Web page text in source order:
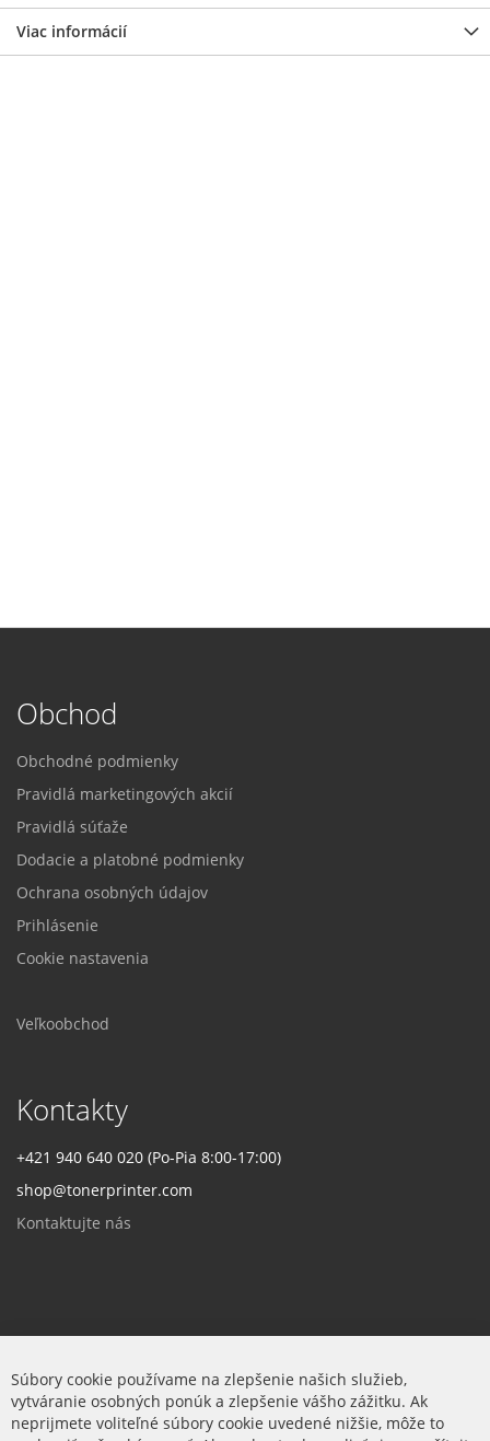
Viac informácií
Obchod
Obchodné podmienky
Pravidlá marketingových akcií
Pravidlá súťaže
Dodacie a platobné podmienky
Ochrana osobných údajov
Prihlásenie
Cookie nastavenia
Veľkoobchod
Kontakty
+421 940 640 020 (Po-Pia 8:00-17:00)
shop@tonerprinter.com
Kontaktujte nás
Firma
O nás
Súbory cookie používame na zlepšenie našich služieb,
vytváranie osobných ponúk a zlepšenie vášho zážitku. Ak
neprijmete voliteľné súbory cookie uvedené nižšie, môže to